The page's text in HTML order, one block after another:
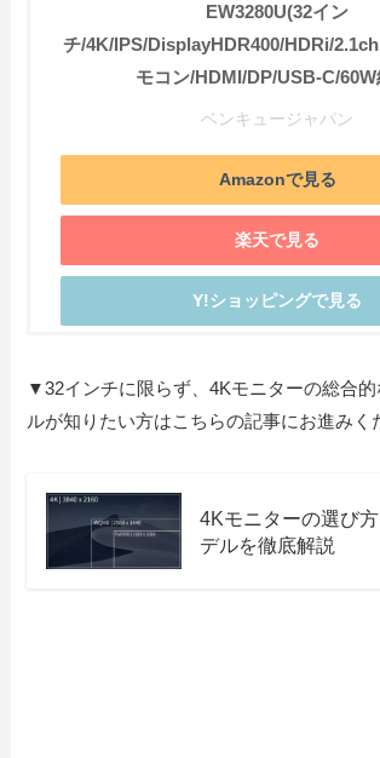
EW3280U(32イン
チ/4K/IPS/DisplayHDR400/HDRi/
モコン/HDMI/DP/USB-C/
ベンキュージャパン
Amazonで見る
楽天で見る
Y!ショッピングで見る
▼32インチに限らず、4Kモニターの総合
ルが知りたい方はこちらの記事にお進みく
4Kモニターの選び
デルを徹底解説